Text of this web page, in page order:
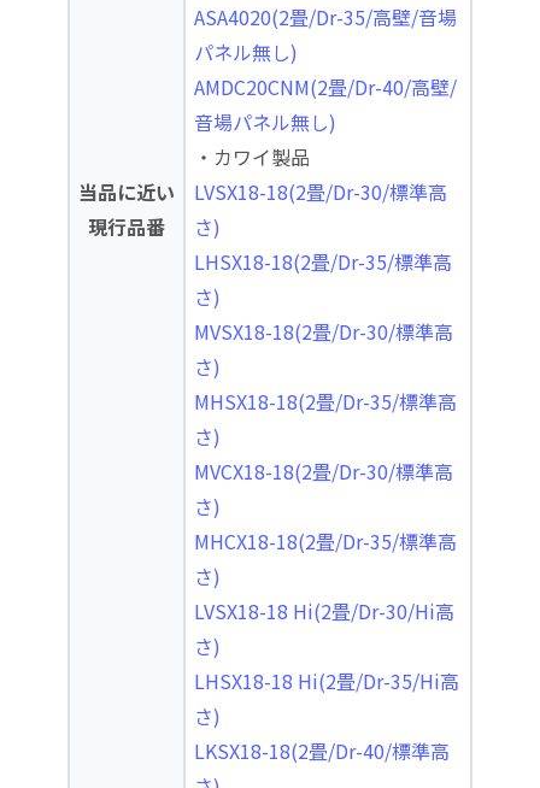
当品に近い
現行品番
ASA4020(2畳/Dr-35/高壁/音場
パネル無し)
AMDC20CNM(2畳/Dr-40/高壁/
音場パネル無し)
・カワイ製品
LVSX18-18(2畳/Dr-30/標準高
さ)
LHSX18-18(2畳/Dr-35/標準高
さ)
MVSX18-18(2畳/Dr-30/標準高
さ)
MHSX18-18(2畳/Dr-35/標準高
さ)
MVCX18-18(2畳/Dr-30/標準高
さ)
MHCX18-18(2畳/Dr-35/標準高
さ)
LVSX18-18 Hi(2畳/Dr-30/Hi高
さ)
LHSX18-18 Hi(2畳/Dr-35/Hi高
さ)
LKSX18-18(2畳/Dr-40/標準高